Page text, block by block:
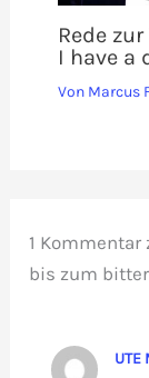
Rede
I have a
Von Marcus
1 Kommentar
bis zum
UTE